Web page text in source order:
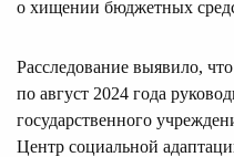
о хищении бюджетных
Расследование выявило,
по август 2024 года
государственного
Центр социальной